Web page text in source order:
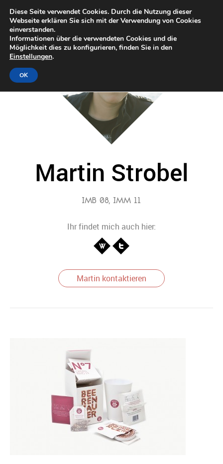
Martin Strobel
IMB 08, IMM 11
Ihr findet mich auch hier:
Martin kontaktieren
Diese Seite verwendet Cookies. Durch die Nutzung dieser
Webseite erklären Sie sich mit der Verwendung von Cookies
einverstanden.
Informationen über die verwendeten Cookies und die
Möglichkeit dies zu konfigurieren, finden Sie in den
Einstellungen.
OK